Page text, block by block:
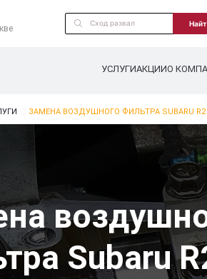
УСЛУГИАКЦИИО
ЗАМЕНА ВОЗДУШНОГО ФИЛЬТРА SUBARU R2
Subaru